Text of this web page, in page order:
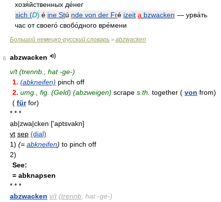
хозя́йственных де́нег
sich (D) é ine Stú nde von der Fré izeit a bzwacken — урва́ть
час от своего́ свобо́дного вре́мени
Большой немецко-русский словарь > abzwacken
6
abzwacken
v/t (trennb., hat -ge-)
1. (abkneifen) pinch off
2. umg., fig. (Geld) (abzweigen) scrape s.th. together ( von from)
( fürfor)
* * *
ạb|zwa|cken ['aptsvakn]
vt sep (dial)
1) (= abkneifen) to pinch off
2)
See:
= abknapsen
* * *
abzwacken v/t (trennb , hat -ge-)